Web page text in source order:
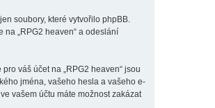
soubory, které vytvořilo phpBB.
„RPG2 heaven“ a odeslání
váš účet na „RPG2 heaven“ jsou
jména, vašeho hesla a vašeho e-
vašem účtu máte možnost zakázat